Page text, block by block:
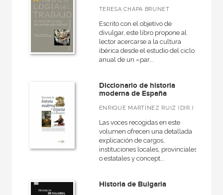
TERESA CHAPA BRUNET
Escrito con el objetivo de
divulgar, este libro propone al
lector acercarse a la cultura
ibérica desde el estudio del ciclo
anual de un «par...
Diccionario de historia
moderna de España
ENRIQUE MARTÍNEZ RUIZ (DIR.)
Las voces recogidas en este
volumen ofrecen una detallada
explicación de cargos,
instituciones locales, provinciales
o estatales y concept...
Historia de Bulgaria